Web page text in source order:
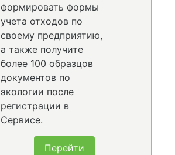
формировать формы
учета отходов по
своему предприятию,
а также получите
более 100 образцов
документов по
экологии после
регистрации в
Сервисе.
Перейти